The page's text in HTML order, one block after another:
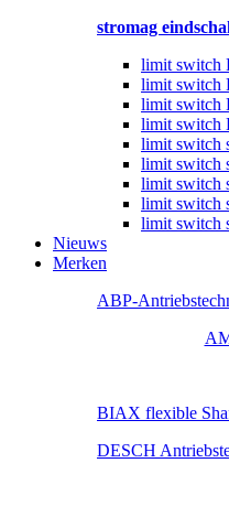
stromag
limit switch
limit switch
limit switch
limit switch
limit switch
limit switch
limit switch
limit switch
limit switch
Nieuws
Merken
ABP-
BIAX flexible
DESCH